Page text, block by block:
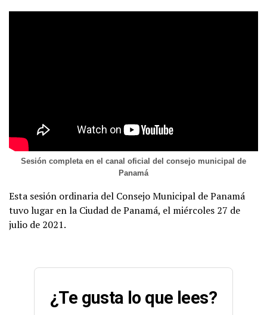
Sesión completa en el canal oficial del consejo municipal de
Panamá
Esta sesión ordinaria del Consejo Municipal de Panamá
tuvo lugar en la Ciudad de Panamá, el miércoles 27 de
julio de 2021.
¿Te gusta lo que lees?